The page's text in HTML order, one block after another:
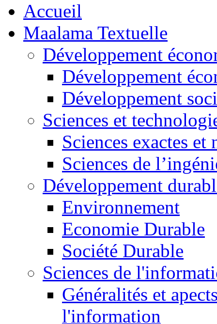
Accueil
Maalama Textuelle
Développement
Développement
Développement
Sciences et
Sciences exactes et
Sciences de
Développement
Environnement
Economie Durable
Société Durable
Sciences de
Généralités et
l'information